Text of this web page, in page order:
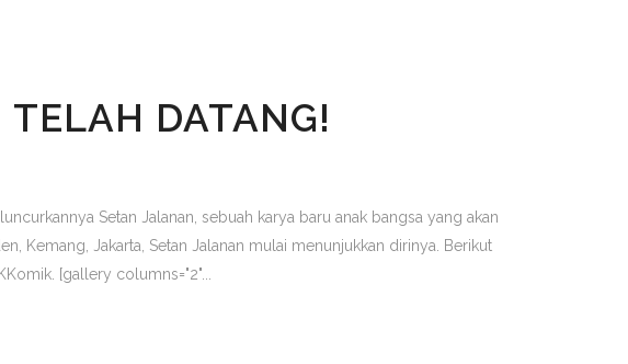
DATANG!
Setan Jalanan, sebuah karya baru anak bangsa yang akan
Kemang, Jakarta, Setan Jalanan mulai menunjukkan dirinya. Berikut
[gallery columns="2"...